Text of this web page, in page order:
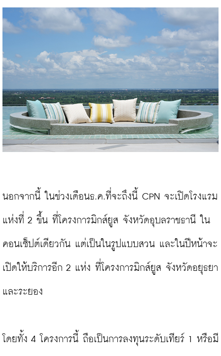
นอกจากนี้ ในช่วงเดือนธ.ค.ที่จะถึงนี้ CPN จะเปิดโรงแรม
แห่งที่ 2 ขึ้น ที่โครงการมิกส์ยูส จังหวัดอุบลราชธานี ใน
คอนเซ็ปต์เดียวกัน แต่เป็นในรูปแบบสวน และในปีหน้าจะ
เปิดให้บริการอีก 2 แห่ง ที่โครงการมิกส์ยูส จังหวัดอยุธยา
และระยอง
โดยทั้ง 4 โครงการนี้ ถือเป็นการลงทุนระดับเทียร์ 1 หรือมี